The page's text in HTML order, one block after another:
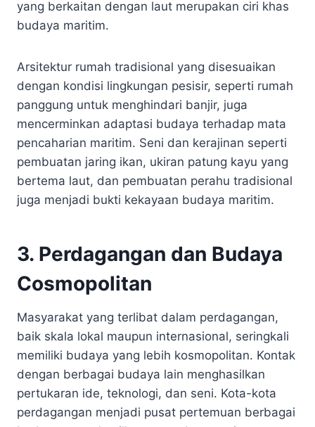
yang berkaitan dengan laut merupakan ciri khas
budaya maritim.
Arsitektur rumah tradisional yang disesuaikan
dengan kondisi lingkungan pesisir, seperti rumah
panggung untuk menghindari banjir, juga
mencerminkan adaptasi budaya terhadap mata
pencaharian maritim. Seni dan kerajinan seperti
pembuatan jaring ikan, ukiran patung kayu yang
bertema laut, dan pembuatan perahu tradisional
juga menjadi bukti kekayaan budaya maritim.
3. Perdagangan dan Budaya
Cosmopolitan
Masyarakat yang terlibat dalam perdagangan,
baik skala lokal maupun internasional, seringkali
memiliki budaya yang lebih kosmopolitan. Kontak
dengan berbagai budaya lain menghasilkan
pertukaran ide, teknologi, dan seni. Kota-kota
perdagangan menjadi pusat pertemuan berbagai